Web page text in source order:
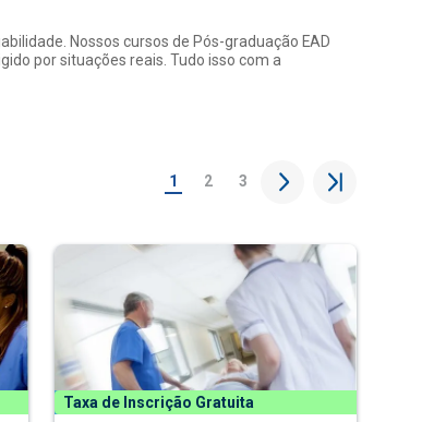
Nossos cursos de Pós-graduação EAD
por situações reais. Tudo isso com a
1 2 3
Taxa de Inscrição Gratuita